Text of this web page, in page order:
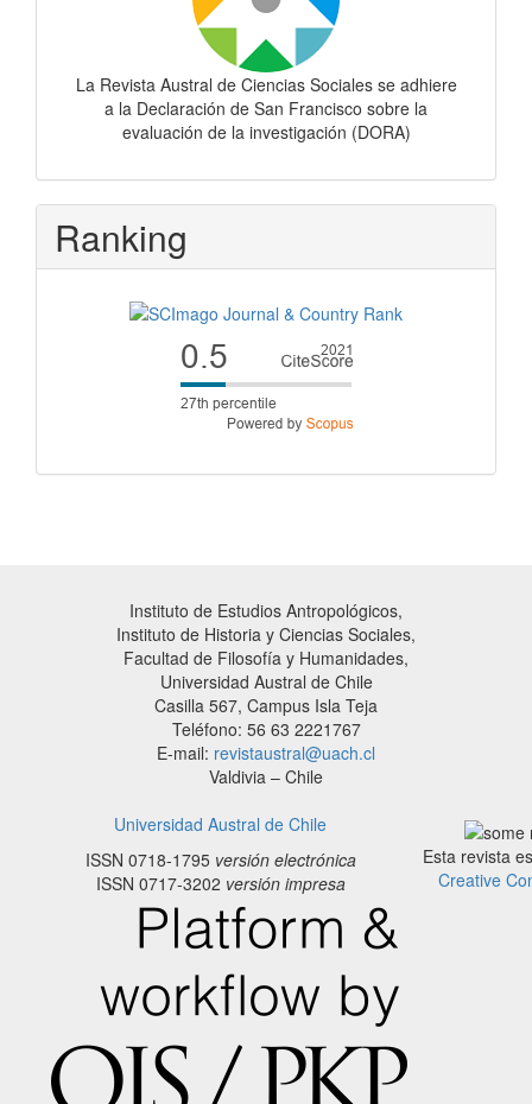
La Revista Austral de Ciencias Sociales se adhiere
a la Declaración de San Francisco sobre la
evaluación de la investigación (DORA)
Ranking
Instituto de Estudios Antropológicos,
Instituto de Historia y Ciencias Sociales,
Facultad de Filosofía y Humanidades,
Universidad Austral de Chile
Casilla 567, Campus Isla Teja
Teléfono: 56 63 2221767
E-mail: revistaustral@uach.cl
Valdivia – Chile
Universidad Austral de Chile
ISSN 0718-1795versión electrónica
ISSN 0717-3202 versión impresa
Esta revista
Creative